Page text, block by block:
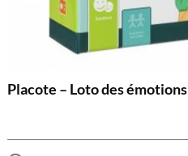
Placote – Loto des émotions